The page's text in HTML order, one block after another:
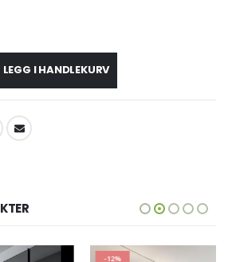
LEGG I HANDLEKURV